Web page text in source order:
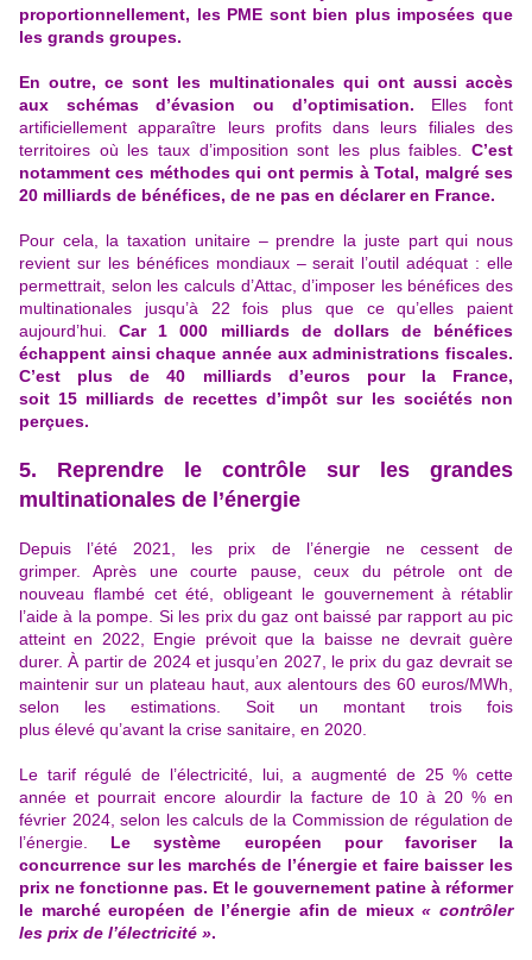
proportionnellement, les PME sont bien plus imposées que
les grands groupes.
En outre, ce sont les multinationales qui ont aussi accès
aux schémas d’évasion ou d’optimisation. Elles font
artificiellement apparaître leurs profits dans leurs filiales des
territoires où les taux d’imposition sont les plus faibles. C’est
notamment ces méthodes qui ont permis à Total, malgré ses
20 milliards de bénéfices, de ne pas en déclarer en France.
Pour cela, la taxation unitaire – prendre la juste part qui nous
revient sur les bénéfices mondiaux – serait l’outil adéquat : elle
permettrait, selon les calculs d’Attac, d’imposer les bénéfices des
multinationales jusqu’à 22 fois plus que ce qu’elles paient
aujourd’hui.Car 1 000 milliards de dollars de bénéfices
échappent ainsi chaque année aux administrations fiscales.
C’est plus de 40 milliards d’euros pour la France,
soit 15 milliards de recettes d’impôt sur les sociétés non
perçues.
5. Reprendre le contrôle sur les grandes
multinationales de l’énergie
Depuis l’été 2021, les prix de l’énergie ne cessent de
grimper. Après une courte pause, ceux du pétrole ont de
nouveau flambé cet été, obligeant le gouvernement à rétablir
l’aide à la pompe. Si les prix du gaz ont baissé par rapport au pic
atteint en 2022, Engie prévoit que la baisse ne devrait guère
durer. À partir de 2024 et jusqu’en 2027, le prix du gaz devrait se
maintenir sur un plateau haut, aux alentours des 60 euros/MWh,
selon les estimations. Soit un montant trois fois
plus élevé qu’avant la crise sanitaire, en 2020.
Le tarif régulé de l’électricité, lui, a augmenté de 25 % cette
année et pourrait encore alourdir la facture de 10 à 20 % en
février 2024, selon les calculs de la Commission de régulation de
l’énergie. Le système européen pour favoriser la
concurrence sur les marchés de l’énergie et faire baisser les
prix ne fonctionne pas. Et le gouvernement patine à réformer
le marché européen de l’énergie afin de mieux« contrôler
les prix de l’électricité ».